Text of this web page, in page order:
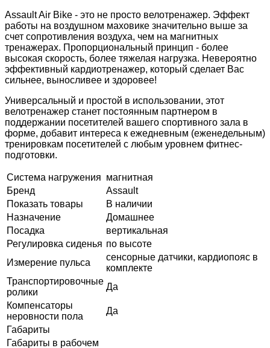
Assault Air Bike - это не просто велотренажер. Эффект
работы на воздушном маховике значительно выше за
счет сопротивления воздуха, чем на магнитных
тренажерах. Пропорциональный принцип - более
высокая скорость, более тяжелая нагрузка. Невероятно
эффективный кардиотренажер, который сделает Вас
сильнее, выносливее и здоровее!
Универсальный и простой в использовании, этот
велотренажер станет постоянным партнером в
поддержании посетителей вашего спортивного зала в
форме, добавит интереса к ежедневным (еженедельным)
тренировкам посетителей с любым уровнем фитнес-
подготовки.
Система нагружения магнитная
Бренд
Assault
Показать товары
В наличии
Назначение
Домашнее
Посадка
вертикальная
Регулировка сиденья по высоте
Измерение пульса
сенсорные датчики, кардиопояс в
комплекте
Транспортировочные
ролики
Да
Компенсаторы
неровности пола
Да
Габариты
Габариты в рабочем